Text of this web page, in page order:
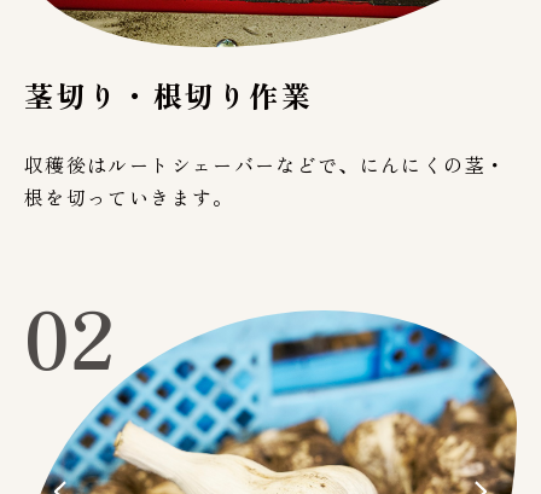
茎切り・根切り作業
収穫後はルートシェーバーなどで、にんにくの茎・
根を切っていきます。
02